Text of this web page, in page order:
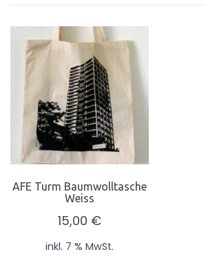
AFE Turm Baumwolltasche
Weiss
15,00 €
inkl. 7 % MwSt.